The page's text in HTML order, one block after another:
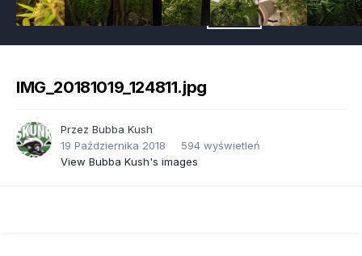
IMG_20181019_124811.jpg
Przez Bubba Kush
19 Października 2018
594 wyświetleń
View Bubba Kush's images